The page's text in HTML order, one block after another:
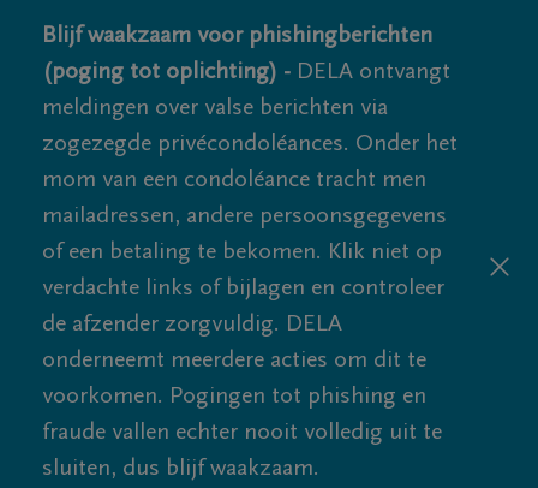
Blijf waakzaam voor phishingberichten
(poging tot oplichting) - DELA ontvangt
meldingen over valse berichten via
zogezegde privécondoléances. Onder het
mom van een condoléance tracht men
mailadressen, andere persoonsgegevens
of een betaling te bekomen. Klik niet op
verdachte links of bijlagen en controleer
de afzender zorgvuldig. DELA
onderneemt meerdere acties om dit te
voorkomen. Pogingen tot phishing en
fraude vallen echter nooit volledig uit te
sluiten, dus blijf waakzaam.